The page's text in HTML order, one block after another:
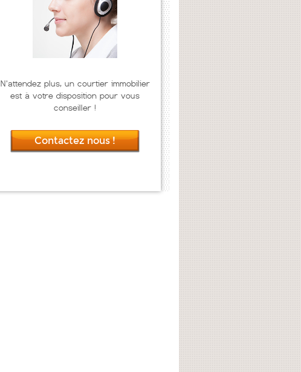
N'attendez plus, un courtier immobilier
est à votre disposition pour vous
conseiller !
Contactez nous !